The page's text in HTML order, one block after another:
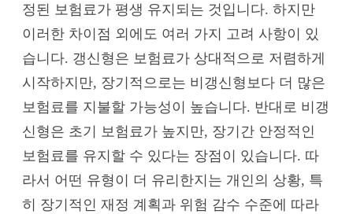
정된 보험료가 평생 유지되는 것입니다. 하지만
이러한 차이점 외에도 여러 가지 고려 사항이 있
습니다. 갱신형은 보험료가 상대적으로 저렴하게
시작하지만, 장기적으로는 비갱신형보다 더 많은
보험료를 지불할 가능성이 높습니다. 반대로 비갱
신형은 초기 보험료가 높지만, 장기간 안정적인
보험료를 유지할 수 있다는 장점이 있습니다. 따
라서 어떤 유형이 더 유리한지는 개인의 상황, 특
히 장기적인 재정 계획과 위험 감수 수준에 따라